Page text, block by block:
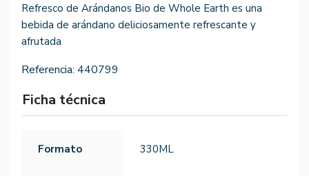
Refresco de Arándanos Bio de Whole Earth es una
bebida de arándano deliciosamente refrescante y
afrutada
Referencia: 440799
Ficha técnica
Formato 330ML